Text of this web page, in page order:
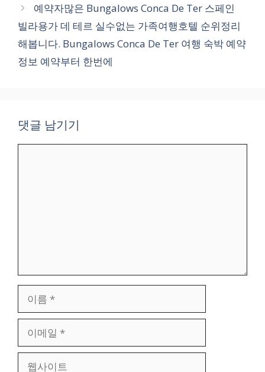
예약자많은 Bungalows Conca De Ter 스페인
빌라용가 데 테르 실수없는 가족여행호텔 순위정리
해봅니다. Bungalows Conca De Ter 여행 숙박 예약
정보 예약부터 한번에
댓글 남기기
일